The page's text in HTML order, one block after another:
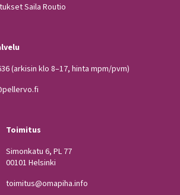
Saila Routio
(arkisin klo 8–17, hinta mpm/pvm)
Toimitus
Simonkatu 6, PL 77
00101 Helsinki
toimitus@omapiha.info